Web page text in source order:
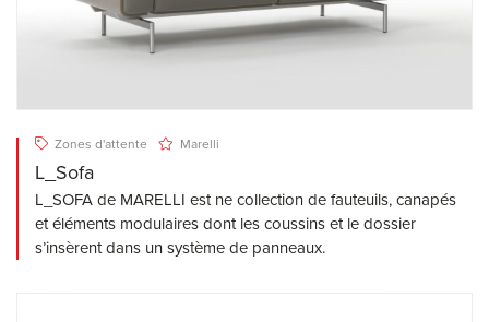
Zones d'attente Marelli
L_Sofa
L_SOFA de MARELLI est ne collection de fauteuils, canapés
et éléments modulaires dont les coussins et le dossier
s’insèrent dans un système de panneaux.